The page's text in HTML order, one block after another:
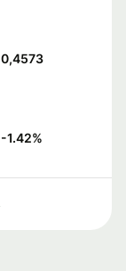
0,4573
-1.42%